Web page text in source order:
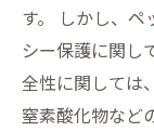
す。 しかし、
シー保護に関し
全性に関しては
窒素酸化物など